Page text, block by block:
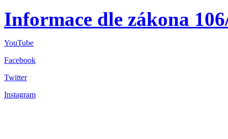
Informace dle zákona
YouTube
Facebook
Twitter
Instagram